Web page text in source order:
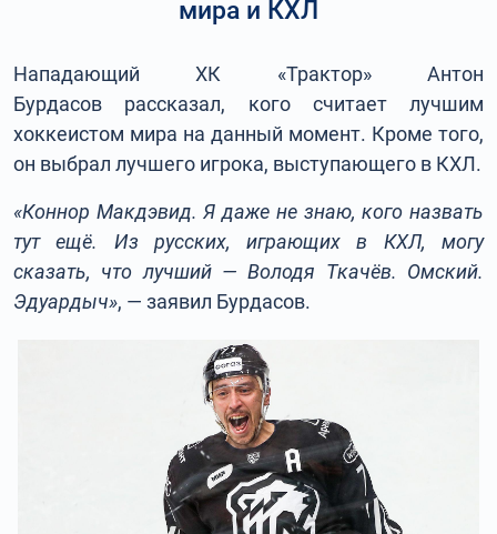
мира и КХЛ
Нападающий ХК «Трактор» Антон
Бурдасов рассказал, кого считает лучшим
хоккеистом мира на данный момент. Кроме того,
он выбрал лучшего игрока, выступающего в КХЛ.
«Коннор Макдэвид. Я даже не знаю, кого назвать
тут ещё. Из русских, играющих в КХЛ, могу
сказать, что лучший — Володя Ткачёв. Омский.
Эдуардыч», — заявил Бурдасов.